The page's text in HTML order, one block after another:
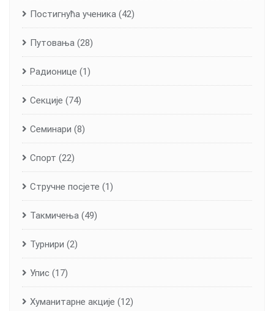
Постигнућа ученика (42)
Путовања (28)
Радионице (1)
Секције (74)
Семинари (8)
Спорт (22)
Стручне посјете (1)
Такмичења (49)
Турнири (2)
Упис (17)
Хуманитарне aкције (12)